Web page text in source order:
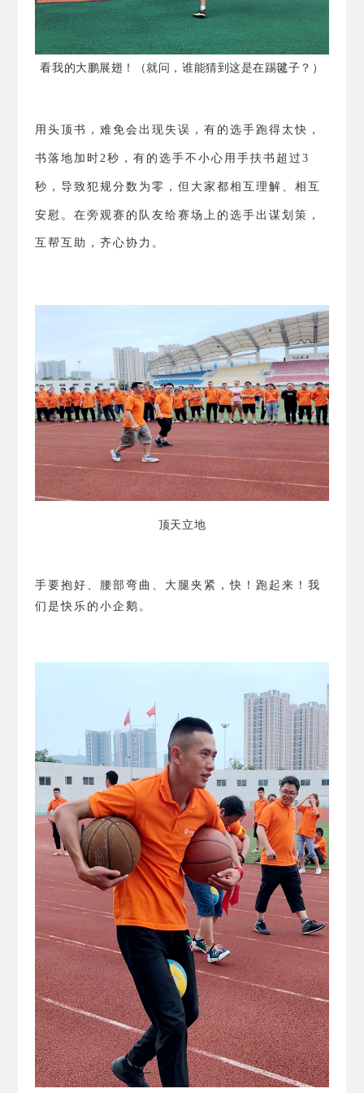
看我的大鹏展翅！（就问，谁能猜到这是在踢毽子？）
用头顶书，难免会出现失误，有的选手跑得太快，
书落地加时 2 秒，有的选手不小心用手扶书超过 3
秒，导致犯规分数为零，但大家都相互理解、相互
安慰。 在旁观赛的队友给赛场上的选手出谋划策，
互帮互助，齐心协力。
顶天立地
手要抱好、腰部弯曲、大腿夹紧，快！跑起来！我
们是快乐的小企鹅。